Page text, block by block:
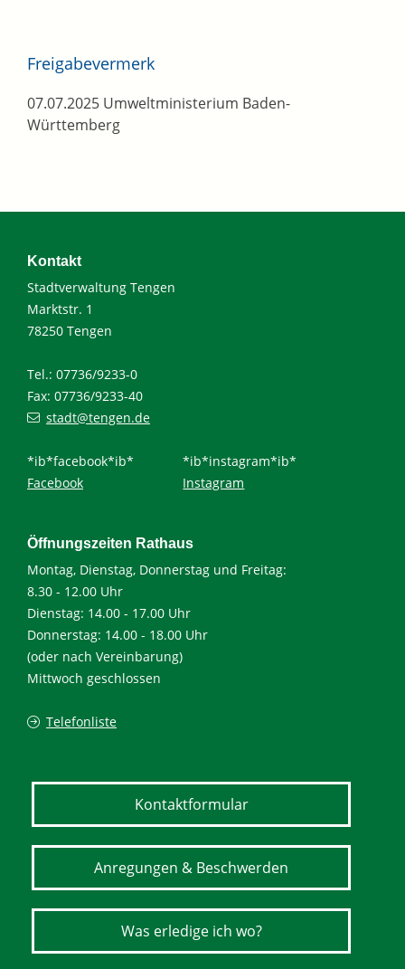
Freigabevermerk
07.07.2025 Umweltministerium Baden-
Württemberg
Kontakt
Stadtverwaltung Tengen
Marktstr. 1
78250 Tengen
Tel.: 07736/9233-0
Fax: 07736/9233-40
stadt@tengen.de
*ib*facebook*ib*
Facebook
*ib*instagram*ib*
Instagram
Öffnungszeiten Rathaus
Montag, Dienstag, Donnerstag und Freitag:
8.30 - 12.00 Uhr
Dienstag: 14.00 - 17.00 Uhr
Donnerstag: 14.00 - 18.00 Uhr
(oder nach Vereinbarung)
Mittwoch geschlossen
Telefonliste
Kontaktformular
Anregungen & Beschwerden
Was erledige ich wo?